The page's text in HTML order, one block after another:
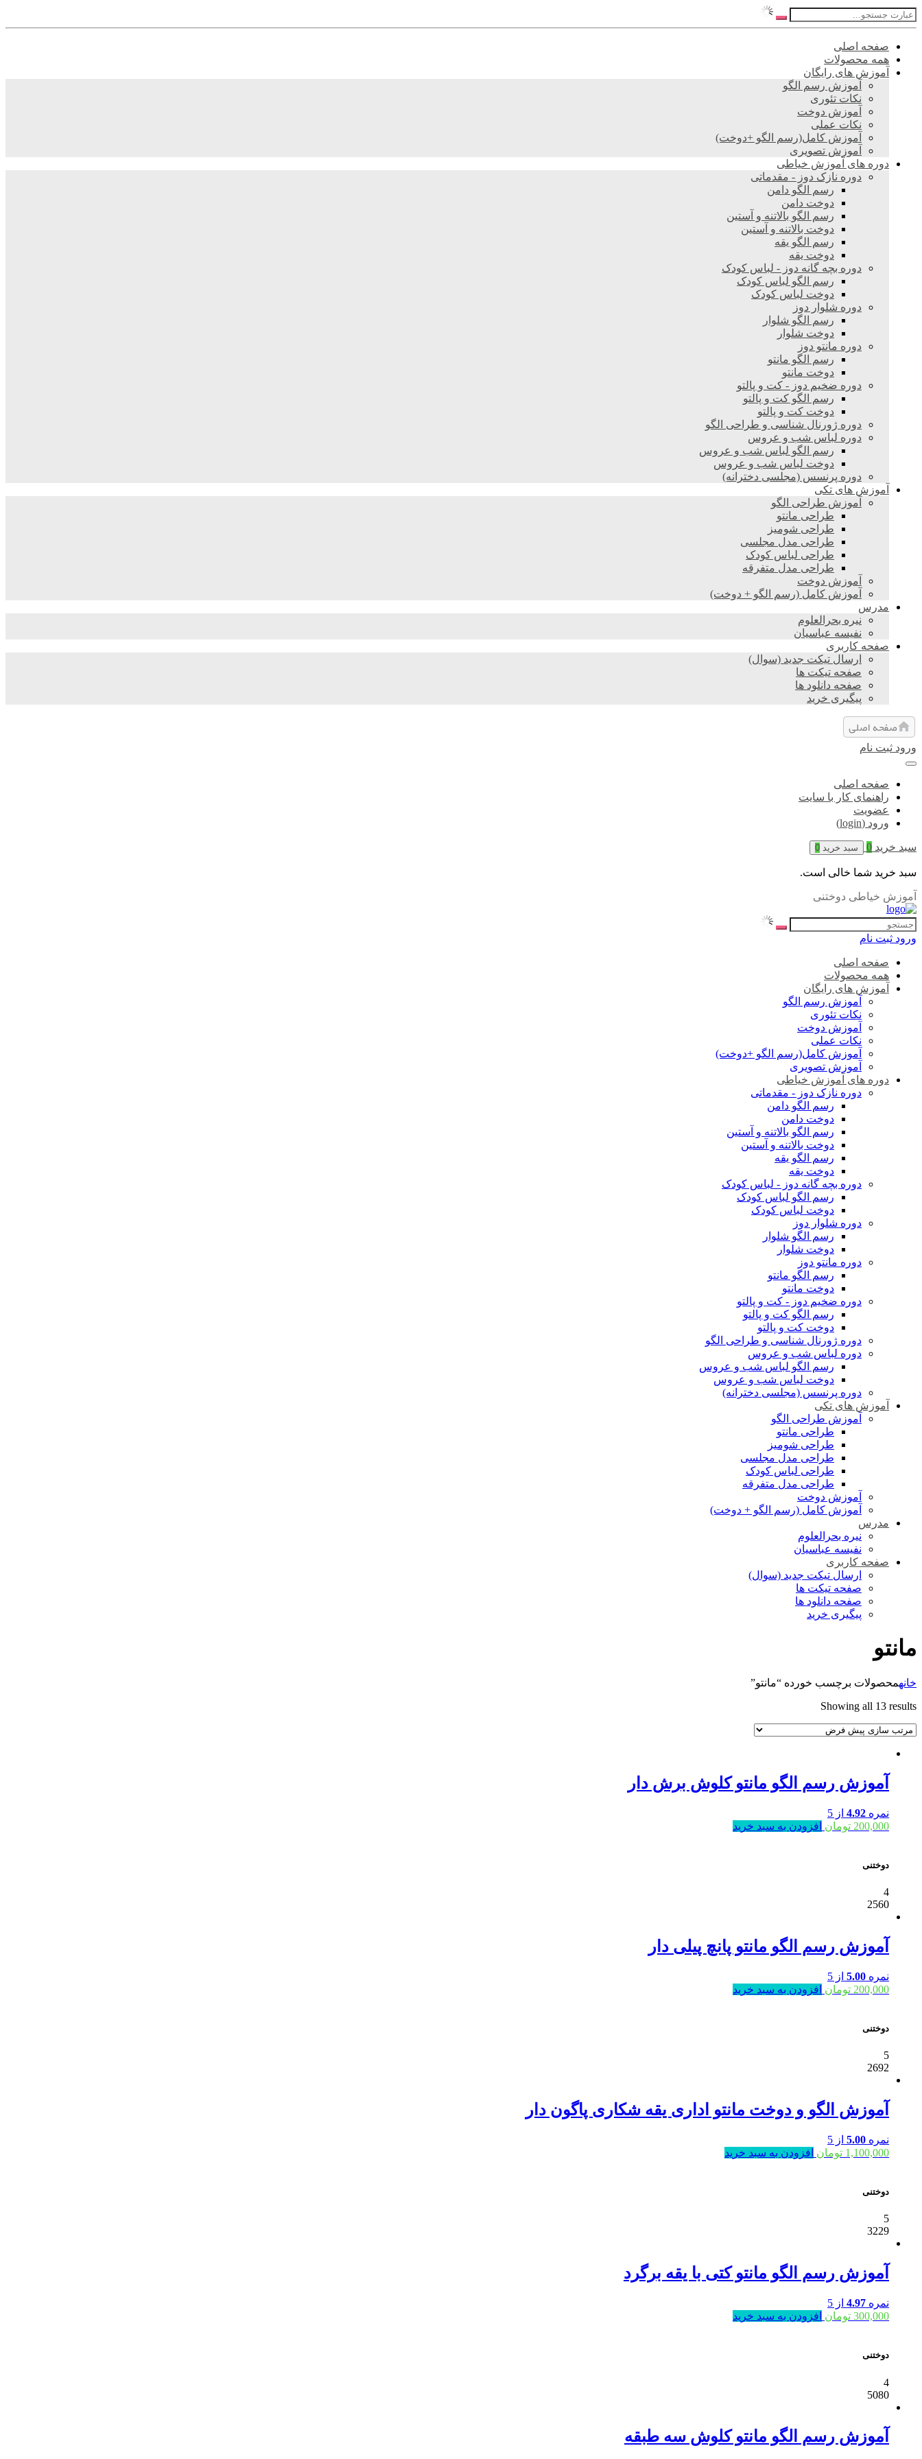
صفحه اصلی
همه محصولات
آموزش های رایگان
آموزش رسم الگو
نکات تئوری
آموزش دوخت
نکات عملی
آموزش کامل(رسم الگو +دوخت)
آموزش تصویری
دوره های آموزش خیاطی
دوره نازک دوز - مقدماتی
رسم الگو دامن
دوخت دامن
رسم الگو بالاتنه و آستین
دوخت بالاتنه و آستین
رسم الگو یقه
دوخت یقه
دوره بچه گانه دوز - لباس کودک
رسم الگو لباس کودک
دوخت لباس کودک
دوره شلوار دوز
رسم الگو شلوار
دوخت شلوار
دوره مانتو دوز
رسم الگو مانتو
دوخت مانتو
دوره ضخیم دوز - کت و پالتو
رسم الگو کت و پالتو
دوخت کت و پالتو
دوره ژورنال شناسی و طراحی الگو
دوره لباس شب و عروس
رسم الگو لباس شب و عروس
دوخت لباس شب و عروس
دوره پرنسس (مجلسی دخترانه)
آموزش های تکی
آموزش طراحی الگو
طراحی مانتو
طراحی شومیز
طراحی مدل مجلسی
طراحی لباس کودک
طراحی مدل متفرقه
آموزش دوخت
آموزش کامل (رسم الگو + دوخت)
مدرس
نیره بحرالعلوم
نفیسه عباسیان
صفحه کاربری
ارسال تیکت جدید (سوال)
صفحه تیکت ها
صفحه دانلود ها
پیگیری خرید
ورود ثبت نام
صفحه اصلی
راهنمای کار با سایت
عضویت
ورود (login)
سبد خرید 0 سبد خرید 0
سبد خرید شما خالی است.
آموزش خیاطی دوختنی
ورود ثبت نام
صفحه اصلی
همه محصولات
آموزش های رایگان
آموزش رسم الگو
نکات تئوری
آموزش دوخت
نکات عملی
آموزش کامل(رسم الگو +دوخت)
آموزش تصویری
دوره های آموزش خیاطی
دوره نازک دوز - مقدماتی
رسم الگو دامن
دوخت دامن
رسم الگو بالاتنه و آستین
دوخت بالاتنه و آستین
رسم الگو یقه
دوخت یقه
دوره بچه گانه دوز - لباس کودک
رسم الگو لباس کودک
دوخت لباس کودک
دوره شلوار دوز
رسم الگو شلوار
دوخت شلوار
دوره مانتو دوز
رسم الگو مانتو
دوخت مانتو
دوره ضخیم دوز - کت و پالتو
رسم الگو کت و پالتو
دوخت کت و پالتو
دوره ژورنال شناسی و طراحی الگو
دوره لباس شب و عروس
رسم الگو لباس شب و عروس
دوخت لباس شب و عروس
دوره پرنسس (مجلسی دخترانه)
آموزش های تکی
آموزش طراحی الگو
طراحی مانتو
طراحی شومیز
طراحی مدل مجلسی
طراحی لباس کودک
طراحی مدل متفرقه
آموزش دوخت
آموزش کامل (رسم الگو + دوخت)
مدرس
نیره بحرالعلوم
نفیسه عباسیان
صفحه کاربری
ارسال تیکت جدید (سوال)
صفحه تیکت ها
صفحه دانلود ها
پیگیری خرید
مانتو
خانهمحصولات برچسب خورده “مانتو”
Showing all 13 results
آموزش رسم الگو مانتو کلوش برش دار
نمره 4.92 از 5
200,000 تومان افزودن به سبد خرید
دوختنی
4
2560
آموزش رسم الگو مانتو پانچ پیلی دار
نمره 5.00 از 5
200,000 تومان افزودن به سبد خرید
دوختنی
5
2692
آموزش الگو و دوخت مانتو اداری یقه شکاری پاگون دار
نمره 5.00 از 5
1,100,000 تومان افزودن به سبد خرید
دوختنی
5
3229
آموزش رسم الگو مانتو کتی با یقه برگرد
نمره 4.97 از 5
300,000 تومان افزودن به سبد خرید
دوختنی
4
5080
آموزش رسم الگو مانتو کلوش سه طبقه